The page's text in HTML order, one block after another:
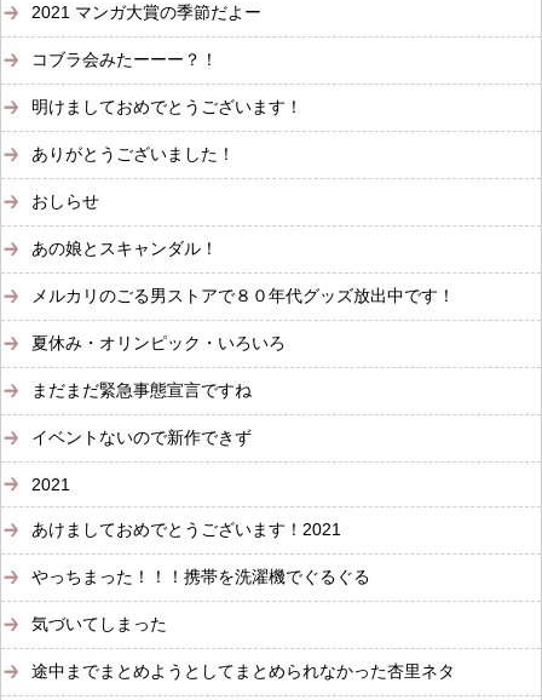
2021 マンガ大賞の季節だよー
コブラ会みたーーー？！
明けましておめでとうございます！
ありがとうございました！
おしらせ
あの娘とスキャンダル！
メルカリのごる男ストアで８０年代グッズ放出中です！
夏休み・オリンピック・いろいろ
まだまだ緊急事態宣言ですね
イベントないので新作できず
2021
あけましておめでとうございます！2021
やっちまった！！！携帯を洗濯機でぐるぐる
気づいてしまった
途中までまとめようとしてまとめられなかった杏里ネタ